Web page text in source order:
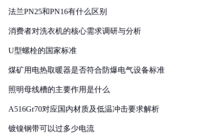
法兰PN25和PN16有什么区别
消费者对洗衣机的核心需求调研与分析
U型螺栓的国家标准
煤矿用电热取暖器是否符合防爆电气设备标准
照明母线槽的主要作用是什么
A516Gr70对应国内材质及低温冲击要求解析
镀镍钢带可以过多少电流